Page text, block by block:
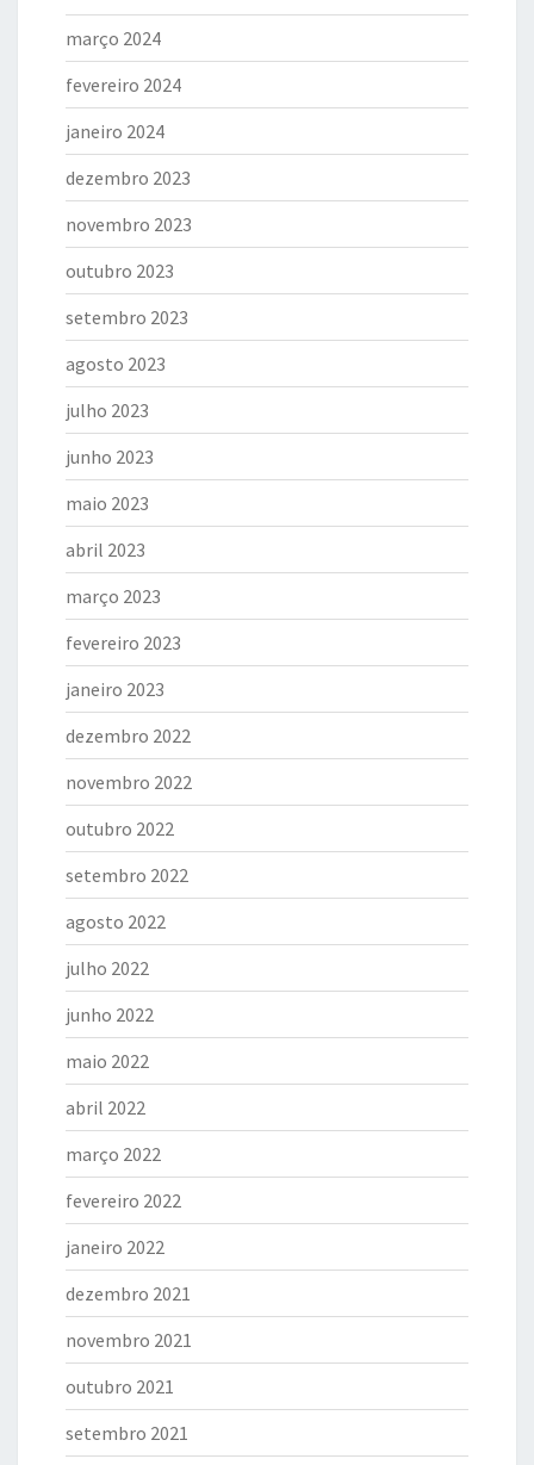
março 2024
fevereiro 2024
janeiro 2024
dezembro 2023
novembro 2023
outubro 2023
setembro 2023
agosto 2023
julho 2023
junho 2023
maio 2023
abril 2023
março 2023
fevereiro 2023
janeiro 2023
dezembro 2022
novembro 2022
outubro 2022
setembro 2022
agosto 2022
julho 2022
junho 2022
maio 2022
abril 2022
março 2022
fevereiro 2022
janeiro 2022
dezembro 2021
novembro 2021
outubro 2021
setembro 2021